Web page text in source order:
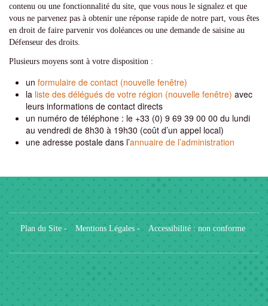
contenu ou une fonctionnalité du site, que vous nous le signalez et que
vous ne parvenez pas à obtenir une réponse rapide de notre part, vous êtes
en droit de faire parvenir vos doléances ou une demande de saisine au
Défenseur des droits.
Plusieurs moyens sont à votre disposition :
un formulaire de contact (nouvelle fenêtre)
la liste des délégués de votre région (nouvelle fenêtre) avec
leurs informations de contact directs
un numéro de téléphone : le +33 (0) 9 69 39 00 00 du lundi
au vendredi de 8h30 à 19h30 (coût d’un appel local)
une adresse postale dans l’annuaire de l’administration
Plan du Site- Mentions Légales- Accessibilité : non conforme